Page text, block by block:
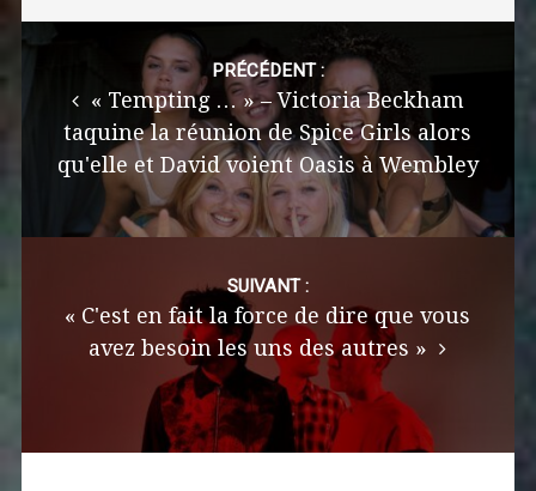
Post
PRÉCÉDENT :
« Tempting … » – Victoria Beckham
taquine la réunion de Spice Girls alors
qu'elle et David voient Oasis à Wembley
SUIVANT :
« C'est en fait la force de dire que vous
avez besoin les uns des autres »